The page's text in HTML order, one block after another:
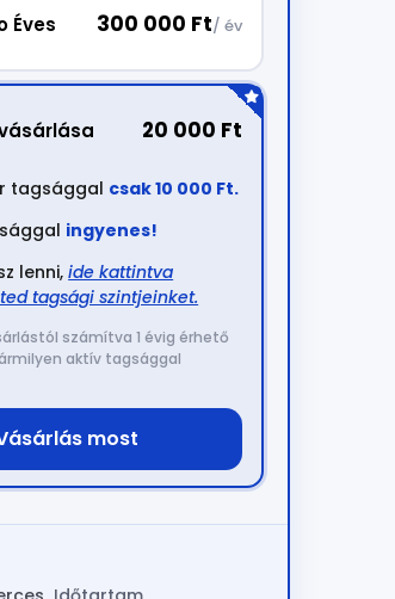
Éves 300 000 Ft/ év
20 000 Ft
tagsággal csak 10 000 Ft.
ingyenes!
lenni,ide kattintva
tagsági szintjeinket.
számítva 1 évig érhető
aktív tagsággal
most